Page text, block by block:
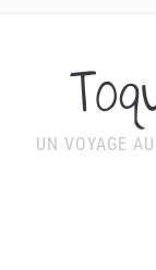
UN VOYAGE